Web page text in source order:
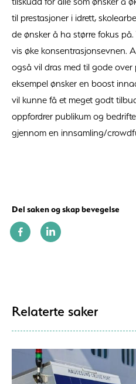
til prestasjoner i idrett,
de ønsker å ha større fokus
vis øke konsentrasjonsevnen.
også vil dras med til gode
eksempel ønsker en boost
vil kunne få et meget godt
oppfordrer publikum og
gjennom en innsamling/
Del saken og skap bevegelse
Relaterte saker